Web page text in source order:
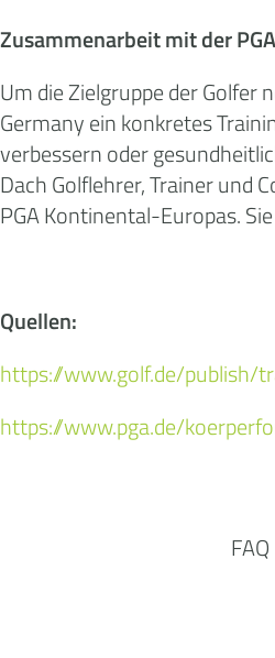
Zusammenarbeit mit der
Um die Zielgruppe der Golfer
Germany ein konkretes
verbessern oder
Dach Golflehrer, Trainer und
PGA Kontinental-Europas.
Quellen:
https://www.golf.de/
https://www.pga.de/
FAQ